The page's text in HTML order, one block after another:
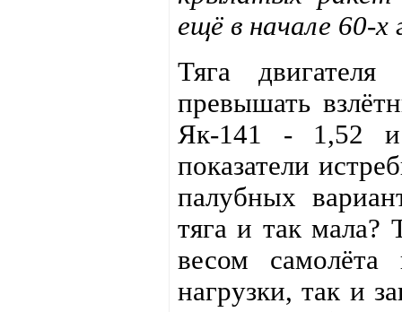
ещё в начале 60-х
Тяга
превышать
Як-141 - 1,52 и
показатели
палубных
тяга и так мала?
весом
нагрузки, так и